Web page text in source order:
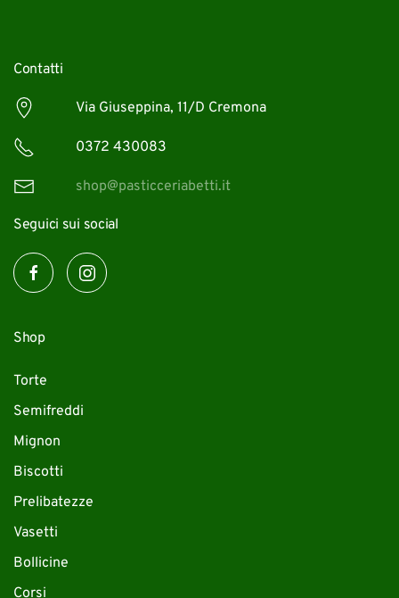
Contatti
Via Giuseppina, 11/D Cremona
0372 430083
shop@pasticceriabetti.it
Seguici sui social
Shop
Torte
Semifreddi
Mignon
Biscotti
Prelibatezze
Vasetti
Bollicine
Corsi